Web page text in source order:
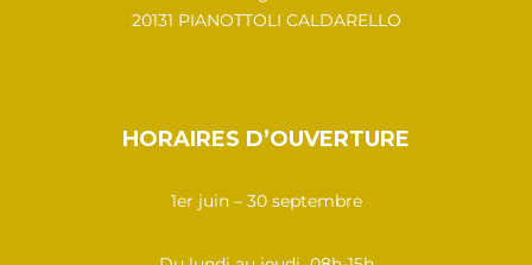
20131 PIANOTTOLI CALDARELLO
HORAIRES D’OUVERTURE
1er juin – 30 septembre